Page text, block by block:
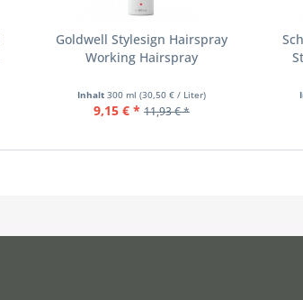
Goldwell Stylesign Hairspray
Working Hairspray
Inhalt 300 ml (30,50 € / Liter)
9,15 € * 11,93 € *